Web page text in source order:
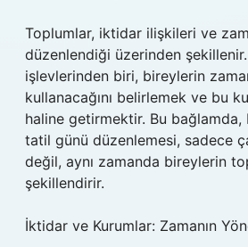
Toplumlar, iktidar ilişkileri ve
düzenlendiği üzerinden
işlevlerinden biri, bireylerin
kullanacağını belirlemek ve bu
haline getirmektir. Bu
tatil günü düzenlemesi, sadece
değil, aynı zamanda bireylerin
şekillendirir.
İktidar ve Kurumlar: Zamanın